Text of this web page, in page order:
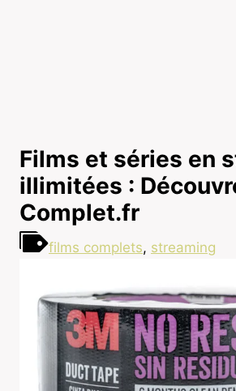
Films et séries en
illimitées :
Complet.fr
films complets, streaming